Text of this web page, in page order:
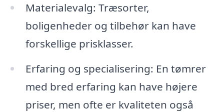
Materialevalg: Træsorter,
boligenheder og tilbehør kan have
forskellige prisklasser.
Erfaring og specialisering: En tømrer
med bred erfaring kan have højere
priser, men ofte er kvaliteten også